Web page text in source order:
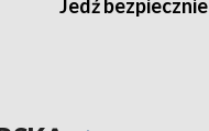
Jedź bezpiecznie